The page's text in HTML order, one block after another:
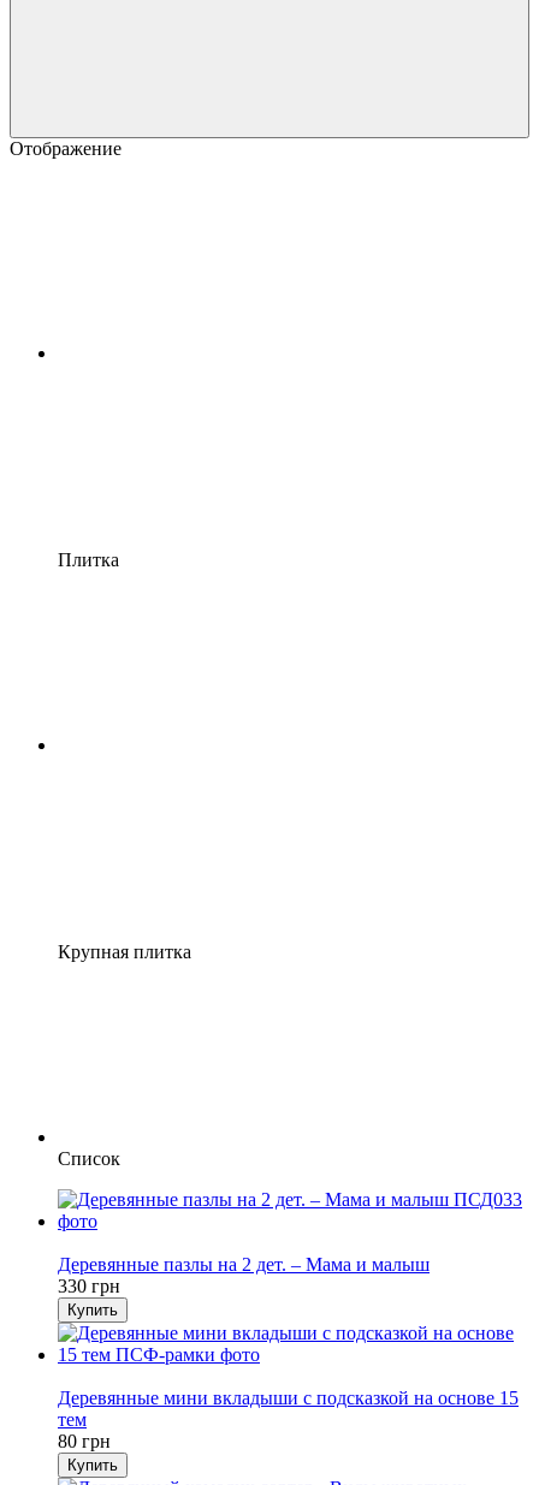
Отображение
Плитка
Крупная плитка
Список
Деревянные пазлы на 2 дет. – Мама и малыш
330 грн
Купить
Деревянные мини вкладыши с подсказкой на основе 15
тем
80 грн
Купить